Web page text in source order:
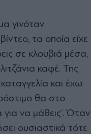
γινόταν
τα οποία είχε
σε κλουβιά μέσα,
καφέ. Της
και έχω
θα στο
να μάθεις’. Όταν
ουσιαστικά τότε